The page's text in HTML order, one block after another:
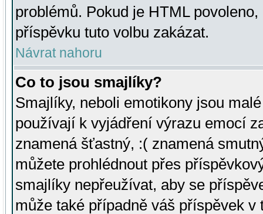
problémů. Pokud je HTML
příspěvku tuto volbu zakázat.
Návrat nahoru
Co to jsou smajlíky?
Smajlíky, neboli emotikony jsou
používají k vyjádření výrazu emocí
znamená šťastný, :( znamená
můžete prohlédnout přes
smajlíky nepřeužívat, aby se
může také případně váš příspěvek v